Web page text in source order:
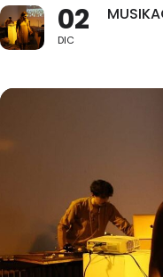
02
DIC